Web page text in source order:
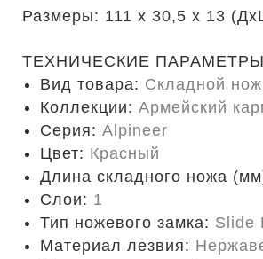
Размеры: 111 х 30,5 х 13
ТЕХНИЧЕСКИЕ ПАРАМЕТРЫ
Вид товара: Складной нож
Коллекции: Армейский
Серия: Alpineer
Цвет: Красный
Длина складного ножа
Слои: 1
Тип ножевого замка: Slide
Материал лезвия: